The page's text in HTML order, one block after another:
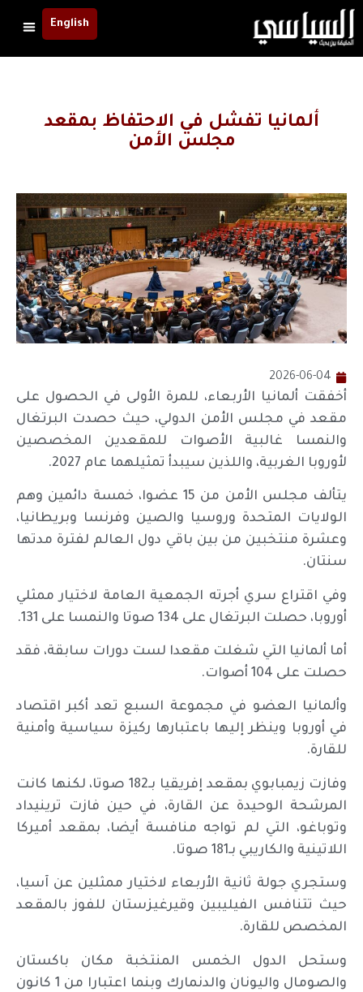
English
ألمانيا تفشل في الاحتفاظ بمقعد
مجلس الأمن
2026-06-04
أخفقت ألمانيا الأربعاء، للمرة الأولى في الحصول على
مقعد في مجلس الأمن الدولي، حيث حصدت البرتغال
والنمسا غالبية الأصوات للمقعدين المخصصين
لأوروبا الغربية، واللذين سيبدأ تمثيلهما عام 2027.
يتألف مجلس الأمن من 15 عضوا، خمسة دائمين وهم
الولايات المتحدة وروسيا والصين وفرنسا وبريطانيا،
وعشرة منتخبين من بين باقي دول العالم لفترة مدتها
سنتان.
وفي اقتراع سري أجرته الجمعية العامة لاختيار ممثلي
أوروبا، حصلت البرتغال على 134 صوتا والنمسا على 131.
أما ألمانيا التي شغلت مقعدا لست دورات سابقة، فقد
حصلت على 104 أصوات.
وألمانيا العضو في مجموعة السبع تعد أكبر اقتصاد
في أوروبا وينظر إليها باعتبارها ركيزة سياسية وأمنية
للقارة.
وفازت زيمبابوي بمقعد إفريقيا بـ182 صوتا، لكنها كانت
المرشحة الوحيدة عن القارة، في حين فازت ترينيداد
وتوباغو، التي لم تواجه منافسة أيضا، بمقعد أميركا
اللاتينية والكاريبي بـ181 صوتا.
وستجري جولة ثانية الأربعاء لاختيار ممثلين عن آسيا،
حيث تتنافس الفيليبين وقيرغيزستان للفوز بالمقعد
المخصص للقارة.
وستحل الدول الخمس المنتخبة مكان باكستان
والصومال واليونان والدنمارك وبنما اعتبارا من 1 كانون